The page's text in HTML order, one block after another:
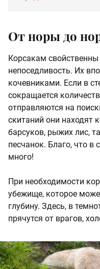
От норы до
Корсакам
непоседливость. Их
кочевниками. Если в
сокращается
отправляются на
скитаний они находят
барсуков, рыжих лис,
песчанок. Благо, что в
много!
При необходимости
убежище, которое
глубину. Здесь, в
прячутся от врагов,